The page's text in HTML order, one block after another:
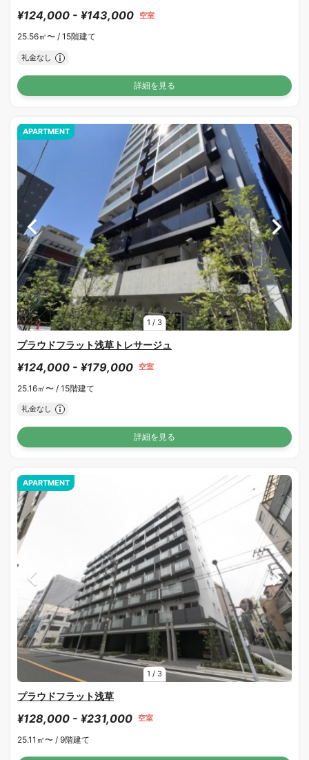
¥124,000 - ¥143,000 空室
25.56㎡〜 / 15階建て
礼金なし
詳細を見る
1 / 3
APARTMENT
プラウドフラット浅草トレサージュ
¥124,000 - ¥179,000 空室
25.16㎡〜 / 15階建て
礼金なし
詳細を見る
1 / 3
APARTMENT
プラウドフラット浅草
¥128,000 - ¥231,000 空室
25.11㎡〜 / 9階建て